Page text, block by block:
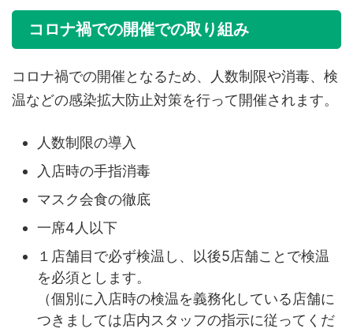
コロナ禍での開催での取り組み
コロナ禍での開催となるため、人数制限や消毒、検
温などの感染拡大防止対策を行って開催されます。
人数制限の導入
入店時の手指消毒
マスク会食の徹底
一席4人以下
１店舗目で必ず検温し、以後5店舗ことで検温
を必須とします。
（個別に入店時の検温を義務化している店舗に
つきましては店内スタッフの指示に従ってくだ